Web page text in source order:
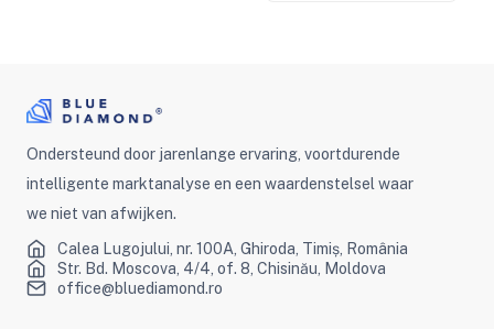
Ondersteund door jarenlange ervaring, voortdurende
intelligente marktanalyse en een waardenstelsel waar
we niet van afwijken.
Calea Lugojului, nr. 100A, Ghiroda, Timiș, România
Str. Bd. Moscova, 4/4, of. 8, Chisinău, Moldova
office@bluediamond.ro